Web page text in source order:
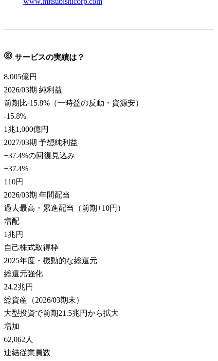
サービスの実績は？
8,005億円
2026/03期 純利益
前期比-15.8%（一時益の反動・資源安）
-15.8%
1兆1,000億円
2027/03期 予想純利益
+37.4%の回復見込み
+37.4%
110円
2026/03期 年間配当
過去最高・累進配当（前期+10円）
増配
1兆円
自己株式取得枠
2025年度・機動的な総還元
総還元強化
24.2兆円
総資産（2026/03期末）
大型投資で前期21.5兆円から拡大
増加
62,062 人
連結従業員数